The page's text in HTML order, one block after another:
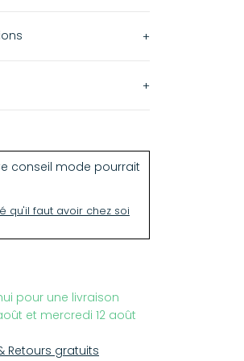
qui préserve ainsi la
leur cycle
conseil mode pourrait
qu'il faut avoir chez soi
pour une livraison
et mercredi 12 août
Retours gratuits